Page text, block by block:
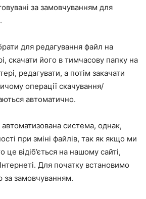
за замовчуванням для
для редагування файл на
скачати його в тимчасову папку на
редагувати, а потім закачати
операції скачування/
автоматично.
система, однак,
при зміні файлів, так як якщо ми
відіб’ється на нашому сайті,
Для початку встановимо
за замовчуванням.